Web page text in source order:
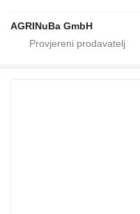
AGRINuBa GmbH